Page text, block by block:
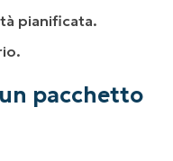
pianificata.
pacchetto